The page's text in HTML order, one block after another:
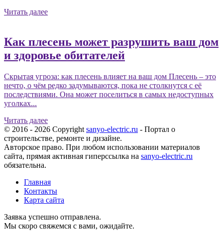
Читать далее
Как плесень может разрушить ваш дом
и здоровье обитателей
Скрытая угроза: как плесень влияет на ваш дом Плесень – это
нечто, о чём редко задумываются, пока не столкнутся с её
последствиями. Она может поселиться в самых недоступных
уголках...
Читать далее
© 2016 - 2026 Copyright sanyo-electric.ru - Портал о
строительстве, ремонте и дизайне.
Авторское право. При любом использовании материалов
сайта, прямая активная гиперссылка на sanyo-electric.ru
обязательна.
Главная
Контакты
Карта сайта
Заявка успешно отправлена.
Мы скоро свяжемся с вами, ожидайте.